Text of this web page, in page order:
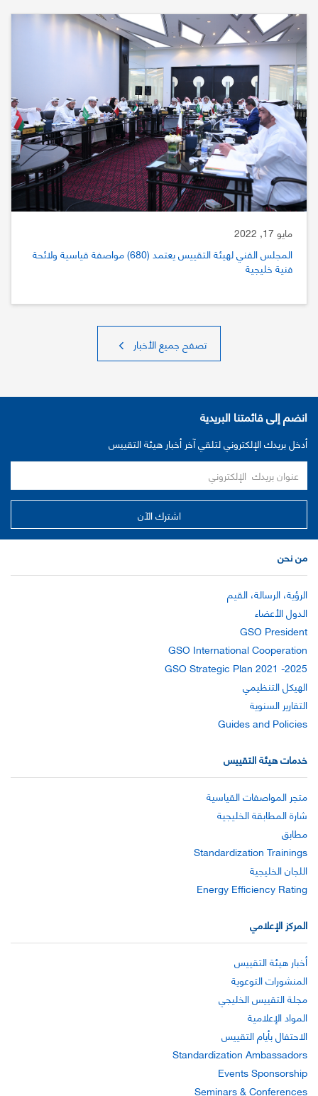
مايو 17, 2022
المجلس الفني لهيئة التقييس يعتمد (680) مواصفة قياسية ولائحة
فنية خليجية
تصفح جميع الأخبار
انضم إلى قائمتنا البريدية
أدخل بريدك الإلكتروني لتلقي آخر أخبار هيئة التقييس
من نحن
الرؤية، الرسالة، القيم
الدول الأعضاء
GSO President
GSO International Cooperation
GSO Strategic Plan 2021 -2025
الهيكل التنظيمي
التقارير السنوية
Guides and Policies
خدمات هيئة التقييس
متجر المواصفات القياسية
شارة المطابقة الخليجية
مطابق
Standardization Trainings
اللجان الخليجية
Energy Efficiency Rating
المركز الإعلامي
أخبار هيئة التقييس
المنشورات التوعوية
مجلة التقييس الخليجي
المواد الإعلامية
الاحتفال بأيام التقييس
Standardization Ambassadors
Events Sponsorship
Seminars & Conferences